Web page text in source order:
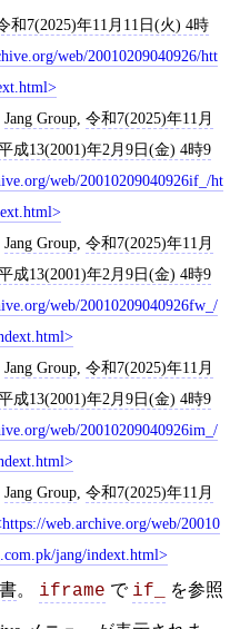
和7(2025)年11月11日(火) 4時
web/20010209040926/htt
Jang Group 令和7(2025)年11月
成13(2001)年2月9日(金) 4時9
web/20010209040926if_/ht
Jang Group 令和7(2025)年11月
成13(2001)年2月9日(金) 4時9
web/20010209040926fw_/
Jang Group 令和7(2025)年11月
成13(2001)年2月9日(金) 4時9
web/20010209040926im_/
Jang Group 令和7(2025)年11月
https://web.archive.org/web/20010
jang/indext.html
。 iframe で if_ を参照